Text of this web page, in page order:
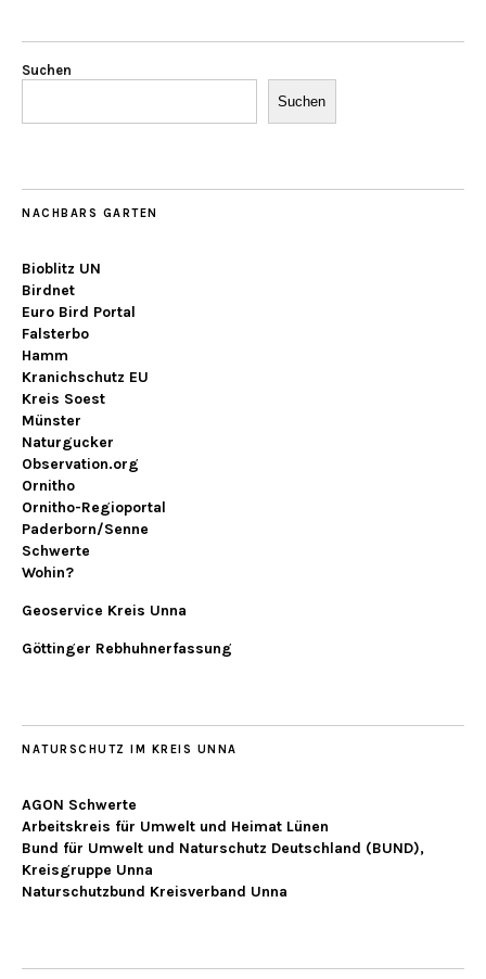
Suchen
Suchen
NACHBARS GARTEN
Bioblitz UN
Birdnet
Euro Bird Portal
Falsterbo
Hamm
Kranichschutz EU
Kreis Soest
Münster
Naturgucker
Observation.org
Ornitho
Ornitho-Regioportal
Paderborn/Senne
Schwerte
Wohin?
Geoservice Kreis Unna
Göttinger Rebhuhnerfassung
NATURSCHUTZ IM KREIS UNNA
AGON Schwerte
Arbeitskreis für Umwelt und Heimat Lünen
Bund für Umwelt und Naturschutz Deutschland (BUND),
Kreisgruppe Unna
Naturschutzbund Kreisverband Unna